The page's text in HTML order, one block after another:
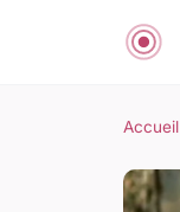
Accueil